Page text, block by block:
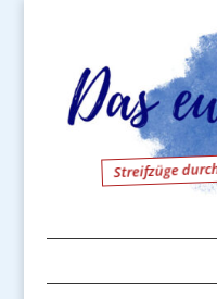
Streifzüge